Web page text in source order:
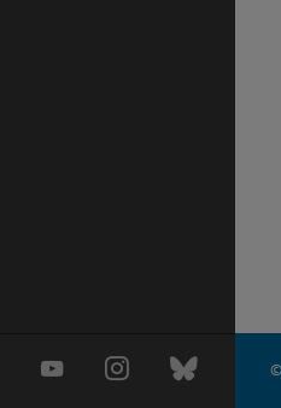
LinkedInYouTubeInstagramBluesky